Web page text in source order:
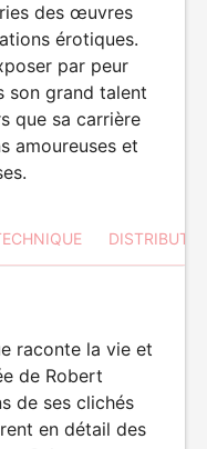
des œuvres
érotiques.
par peur
son grand talent
que sa carrière
amoureuses et
raconte la vie et
de Robert
de ses clichés
en détail des